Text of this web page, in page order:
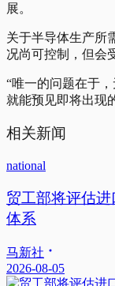
展。
关于半导体生产所
况尚可控制，但会
“唯一的问题在于
就能预见即将出现
相关新闻
national
贸工部将评估
体系
马新社
2026-08-05